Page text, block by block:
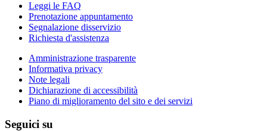
Leggi le FAQ
Prenotazione appuntamento
Segnalazione disservizio
Richiesta d'assistenza
Amministrazione trasparente
Informativa privacy
Note legali
Dichiarazione di accessibilità
Piano di miglioramento del sito e dei servizi
Seguici su